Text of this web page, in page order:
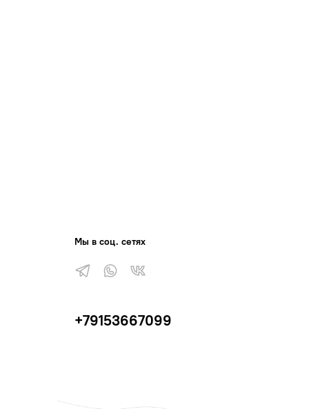
Мы в соц. сетях
+79153667099